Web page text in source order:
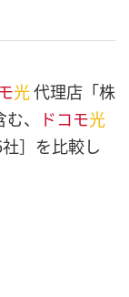
光代理店「株
、
ドコモ光
］を比較し